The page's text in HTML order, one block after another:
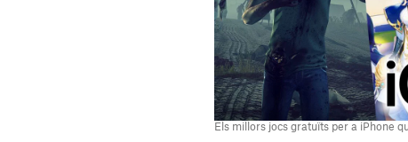
Els millors jocs gratuïts per a iPhone